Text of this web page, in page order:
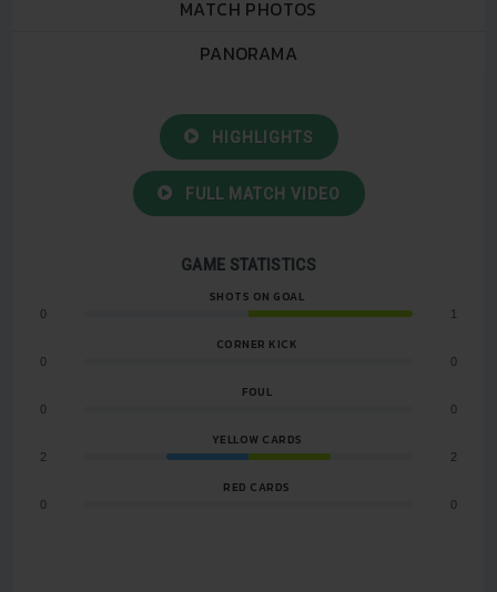
MATCH PHOTOS
PANORAMA
HIGHLIGHTS
FULL MATCH VIDEO
GAME STATISTICS
SHOTS ON GOAL
0 1
CORNER KICK
0 0
FOUL
0 0
YELLOW CARDS
2 2
RED CARDS
0 0